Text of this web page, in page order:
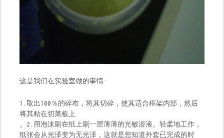
这是我们在实验室做的事情-
1.取出100％的碎布，将其切碎，使其适合框架内部，然后
将其粘在切菜板上
。2.用泡沫刷在纸上刷一层薄薄的光敏溶液。轻柔地工作，
纸张会从光泽变为无光泽，这就是您知道外套已完成的时